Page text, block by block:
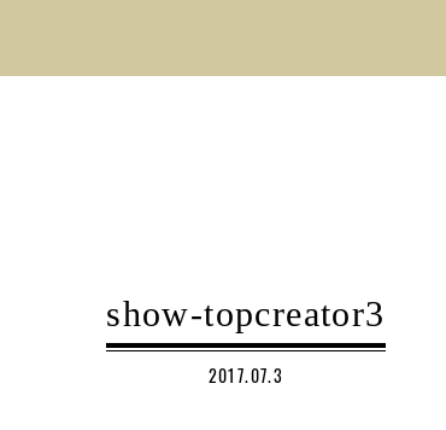
show-topcreator3
2017.07.3